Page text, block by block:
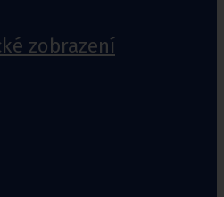
zobrazení